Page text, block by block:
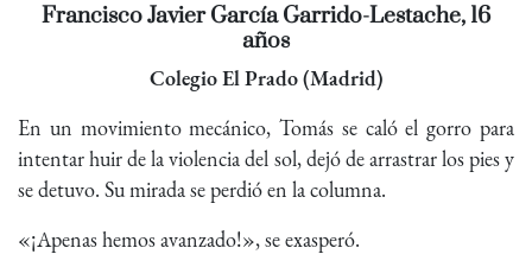
Francisco Javier García Garrido-Lestache, 16
años
Colegio El Prado (Madrid)
En un movimiento mecánico, Tomás se caló el gorro para
intentar huir de la violencia del sol, dejó de arrastrar los pies y
se detuvo. Su mirada se perdió en la columna.
«¡Apenas hemos avanzado!», se exasperó.